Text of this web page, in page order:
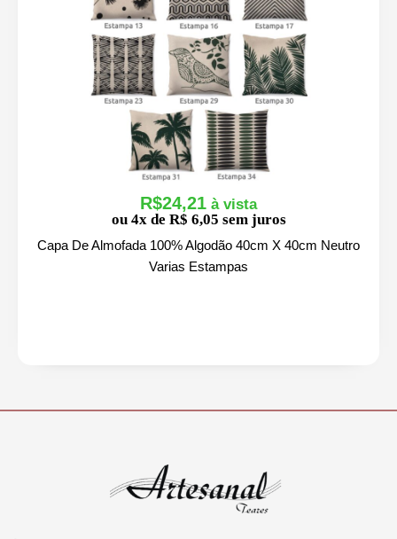
R$24,21
ou 4x de R$ 6,05 sem juros
Capa De Almofada 100% Algodão 40cm X 40cm Neutro
Varias Estampas